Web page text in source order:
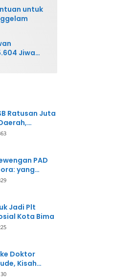
untuk
Jiwa
Ratusan Juta
Pihak
PAD
yang
Jadi Plt
Kota Bima
Doktor
Kisah